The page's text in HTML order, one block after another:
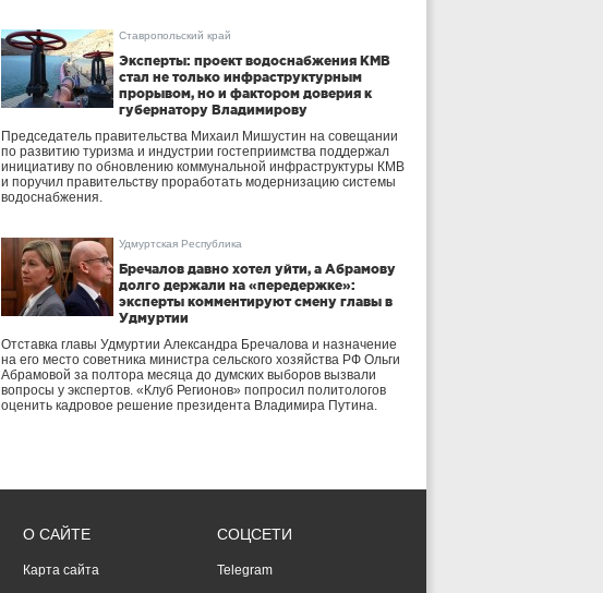
Ставропольский край
Эксперты: проект водоснабжения КМВ
стал не только инфраструктурным
прорывом, но и фактором доверия к
губернатору Владимирову
Председатель правительства Михаил Мишустин на совещании
по развитию туризма и индустрии гостеприимства поддержал
инициативу по обновлению коммунальной инфраструктуры КМВ
и поручил правительству проработать модернизацию системы
водоснабжения.
Удмуртская Республика
Бречалов давно хотел уйти, а Абрамову
долго держали на «передержке»:
эксперты комментируют смену главы в
Удмуртии
Отставка главы Удмуртии Александра Бречалова и назначение
на его место советника министра сельского хозяйства РФ Ольги
Абрамовой за полтора месяца до думских выборов вызвали
вопросы у экспертов. «Клуб Регионов» попросил политологов
оценить кадровое решение президента Владимира Путина.
О САЙТЕ
Карта сайта
СОЦСЕТИ
Telegram